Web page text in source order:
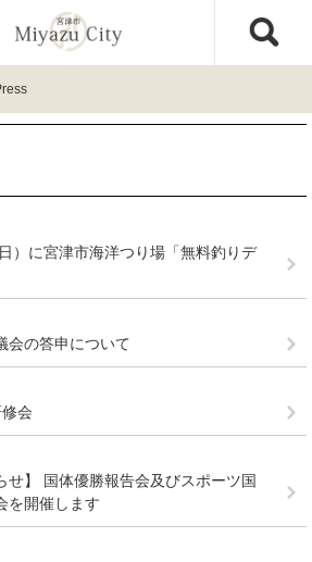
）に宮津市海洋つり場「無料釣りデ
会の答申について
会
せ】 国体優勝報告会及びスポーツ国
を開催します